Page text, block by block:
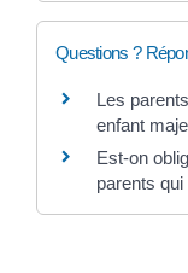
Questions ?
Les
enfant
Est-on
parents